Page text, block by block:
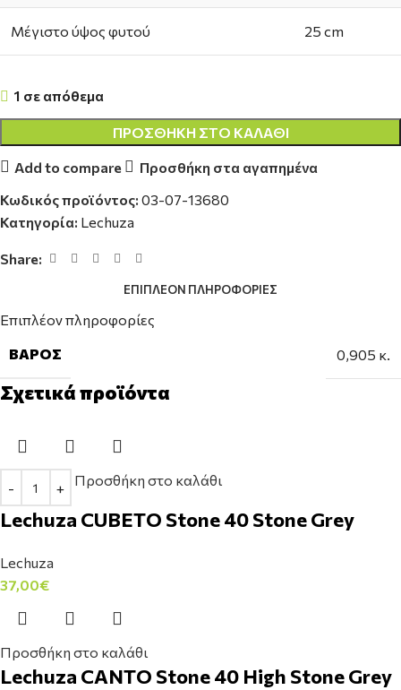
Μέγιστο ύψος φυτού 25 cm
1 σε απόθεμα
ΠΡΟΣΘΉΚΗ ΣΤΟ ΚΑΛΆΘΙ
Add to compare
Προσθήκη στα αγαπημένα
Κωδικός προϊόντος: 03-07-13680
Κατηγορία: Lechuza
Share:
ΕΠΙΠΛΈΟΝ ΠΛΗΡΟΦΟΡΊΕΣ
Επιπλέον πληροφορίες
ΒΆΡΟΣ
0,905 κ.
Σχετικά προϊόντα
Προσθήκη στο καλάθι
Lechuza CUBETO Stone 40 Stone Grey
Lechuza
37,00€
Προσθήκη στο καλάθι
Lechuza CANTO Stone 40 High Stone Grey